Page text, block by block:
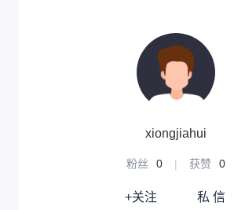
xiongjiahui
粉丝 0 | 获赞 0
+关注 私 信